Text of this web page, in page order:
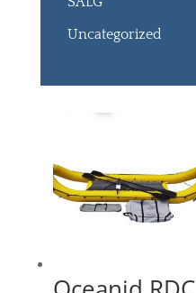
Uncategorized